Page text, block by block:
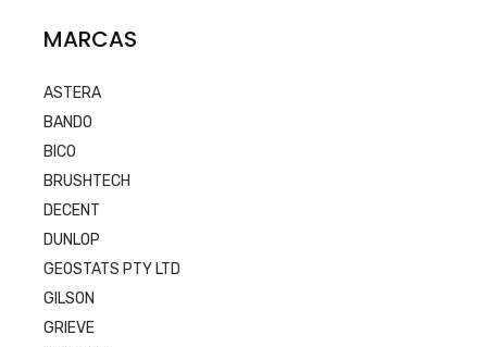
MARCAS
ASTERA
BANDO
BICO
BRUSHTECH
DECENT
DUNLOP
GEOSTATS PTY LTD
GILSON
GRIEVE